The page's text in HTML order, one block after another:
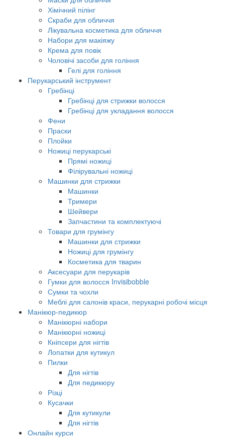
Хімічний пілінг
Скраби для обличчя
Лікувальна косметика для обличчя
Набори для макіяжу
Крема для повік
Чоловічі засоби для гоління
Гелі для гоління
Перукарський інструмент
Гребінці
Гребінці для стрижки волосся
Гребінці для укладання волосся
Фени
Праски
Плойки
Ножиці перукарські
Прямі ножиці
Філірувальні ножиці
Машинки для стрижки
Машинки
Тримери
Шейвери
Запчастини та комплектуючі
Товари для грумінгу
Машинки для стрижки
Ножиці для грумінгу
Косметика для тварин
Аксесуари для перукарів
Гумки для волосся Invisibobble
Сумки та чохли
Меблі для салонів краси, перукарні робочі місця
Манікюр-педикюр
Манікюрні набори
Манікюрні ножиці
Кніпсери для нігтів
Лопатки для кутикул
Пилки
Для нігтів
Для педикюру
Різці
Кусачки
Для кутикули
Для нігтів
Онлайн курси